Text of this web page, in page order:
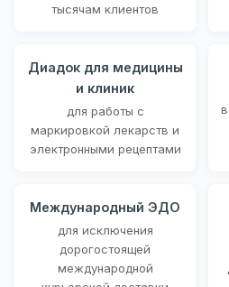
тысячам клиентов
Диадок для медицины
и клиник
для работы с
маркировкой лекарств и
электронными рецептами
Международный ЭДО
для исключения
дорогостоящей
международной